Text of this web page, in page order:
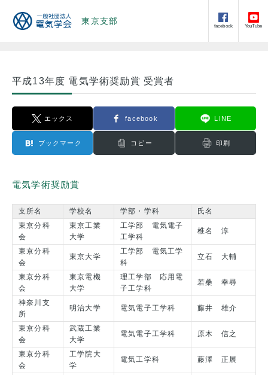
東京支部
facebook YouTube
平成13年度 電気学術奨励賞 受賞者
エックス facebook LINE
ブックマーク コピー 印刷
電気学術奨励賞
支所名 学校名 学部・学科
氏名
東京分科
会
東京工業
大学
工学部 電気電子
工学科
椎名 淳
東京分科
会
東京大学
工学部 電気工学
科
立石 大輔
東京分科
会
東京電機
大学
理工学部 応用電
子工学科
若桑 幸尋
神奈川支
所
明治大学 電気電子工学科 藤井 雄介
東京分科
会
武蔵工業
大学
電気電子工学科 原木 信之
東京分科
会
工学院大
学
電気工学科 藤澤 正展